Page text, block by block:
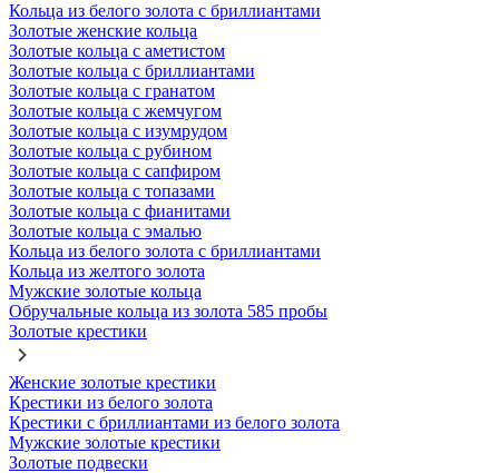
Кольца из белого золота с бриллиантами
Золотые женские кольца
Золотые кольца с аметистом
Золотые кольца с бриллиантами
Золотые кольца с гранатом
Золотые кольца с жемчугом
Золотые кольца с изумрудом
Золотые кольца с рубином
Золотые кольца с сапфиром
Золотые кольца с топазами
Золотые кольца с фианитами
Золотые кольца с эмалью
Кольца из белого золота с бриллиантами
Кольца из желтого золота
Мужские золотые кольца
Обручальные кольца из золота 585 пробы
Золотые крестики
Женские золотые крестики
Крестики из белого золота
Крестики с бриллиантами из белого золота
Мужские золотые крестики
Золотые подвески